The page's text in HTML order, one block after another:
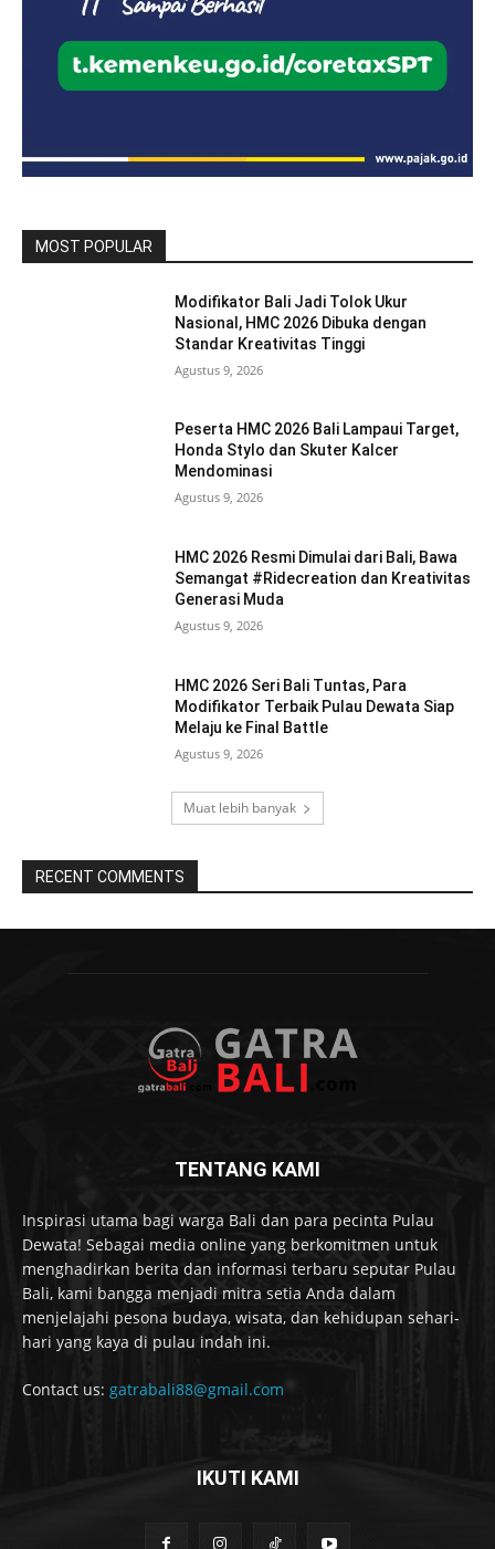
MOST POPULAR
Modifikator Bali Jadi Tolok Ukur
Nasional, HMC 2026 Dibuka dengan
Standar Kreativitas Tinggi
Agustus 9, 2026
Peserta HMC 2026 Bali Lampaui Target,
Honda Stylo dan Skuter Kalcer
Mendominasi
Agustus 9, 2026
HMC 2026 Resmi Dimulai dari Bali, Bawa
Semangat #Ridecreation dan Kreativitas
Generasi Muda
Agustus 9, 2026
HMC 2026 Seri Bali Tuntas, Para
Modifikator Terbaik Pulau Dewata Siap
Melaju ke Final Battle
Agustus 9, 2026
Muat lebih banyak
RECENT COMMENTS
TENTANG KAMI
Inspirasi utama bagi warga Bali dan para pecinta Pulau
Dewata! Sebagai media online yang berkomitmen untuk
menghadirkan berita dan informasi terbaru seputar Pulau
Bali, kami bangga menjadi mitra setia Anda dalam
menjelajahi pesona budaya, wisata, dan kehidupan sehari-
hari yang kaya di pulau indah ini.
Contact us: gatrabali88@gmail.com
IKUTI KAMI